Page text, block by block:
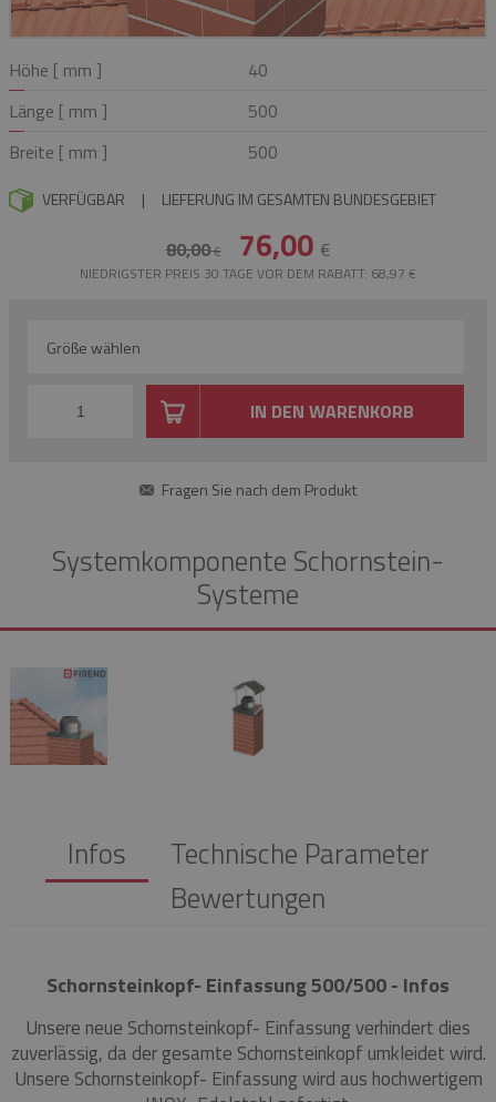
Höhe [ mm ]
40
Länge [ mm ]
500
Breite [ mm ]
500
VERFÜGBAR | LIEFERUNG IM GESAMTEN BUNDESGEBIET
80,00€ 76,00 €
NIEDRIGSTER PREIS 30 TAGE VOR DEM RABATT: 68,97 €
Größe wählen
IN DEN WARENKORB
Fragen Sie nach dem Produkt
Systemkomponente Schornstein-
Systeme
Infos
Technische Parameter
Bewertungen
Schornsteinkopf- Einfassung 500/500 - Infos
Unsere neue Schornsteinkopf- Einfassung verhindert dies
zuverlässig, da der gesamte Schornsteinkopf umkleidet wird.
Unsere Schornsteinkopf- Einfassung wird aus hochwertigem